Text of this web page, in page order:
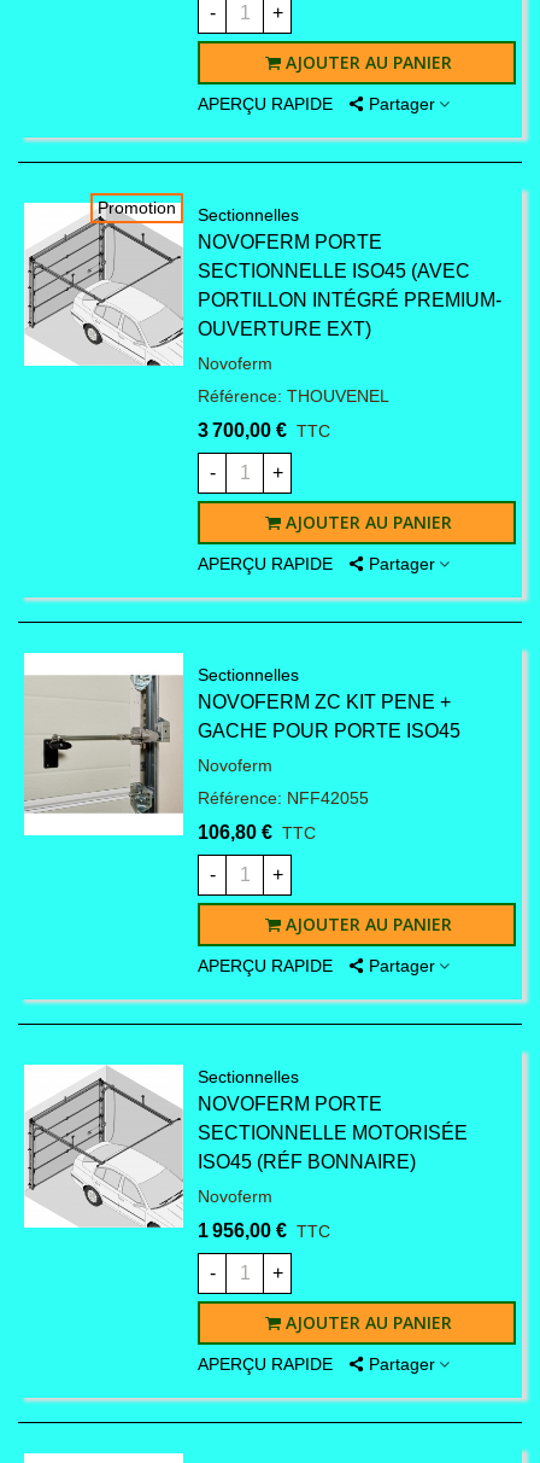
- +
AJOUTER AU PANIER
APERÇU RAPIDE Partager
Promotion Sectionnelles
NOVOFERM PORTE
SECTIONNELLE ISO45 (AVEC
PORTILLON INTÉGRÉ PREMIUM-
OUVERTURE EXT)
Novoferm
Référence: THOUVENEL
3 700,00 € TTC
- +
AJOUTER AU PANIER
APERÇU RAPIDE Partager
Sectionnelles
NOVOFERM ZC KIT PENE +
GACHE POUR PORTE ISO45
Novoferm
Référence: NFF42055
106,80 € TTC
- +
AJOUTER AU PANIER
APERÇU RAPIDE Partager
Sectionnelles
NOVOFERM PORTE
SECTIONNELLE MOTORISÉE
ISO45 (RÉF BONNAIRE)
Novoferm
1 956,00 € TTC
- +
AJOUTER AU PANIER
APERÇU RAPIDE Partager